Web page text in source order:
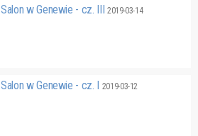
Salon w Genewie - cz. III 2019-03-14
Salon w Genewie - cz. I 2019-03-12